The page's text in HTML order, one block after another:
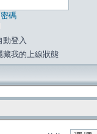
碼
動登入
藏我的上線狀態